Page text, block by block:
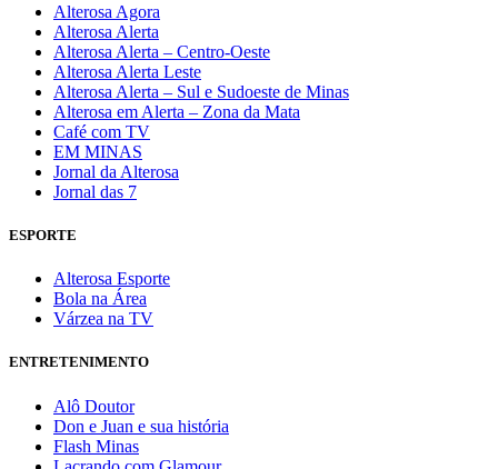
Alterosa Agora
Alterosa Alerta
Alterosa Alerta – Centro-Oeste
Alterosa Alerta Leste
Alterosa Alerta – Sul e Sudoeste de Minas
Alterosa em Alerta – Zona da Mata
Café com TV
EM MINAS
Jornal da Alterosa
Jornal das 7
ESPORTE
Alterosa Esporte
Bola na Área
Várzea na TV
ENTRETENIMENTO
Alô Doutor
Don e Juan e sua história
Flash Minas